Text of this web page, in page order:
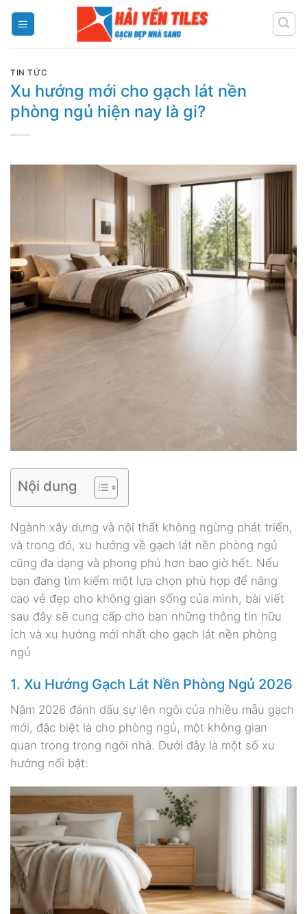
TIN TỨC
Xu hướng mới cho gạch lát nền
phòng ngủ hiện nay là gi?
Nội dung
Ngành xây dựng và nội thất không ngừng phát triển,
và trong đó, xu hướng về gạch lát nền phòng ngủ
cũng đa dạng và phong phú hơn bao giờ hết. Nếu
bạn đang tìm kiếm một lựa chọn phù hợp để nâng
cao vẻ đẹp cho không gian sống của mình, bài viết
sau đây sẽ cung cấp cho bạn những thông tin hữu
ích và xu hướng mới nhất cho gạch lát nền phòng
ngủ
1. Xu Hướng Gạch Lát Nền Phòng Ngủ 2026
Năm 2026 đánh dấu sự lên ngôi của nhiều mẫu gạch
mới, đặc biệt là cho phòng ngủ, một không gian
quan trọng trong ngôi nhà. Dưới đây là một số xu
hướng nổi bật: